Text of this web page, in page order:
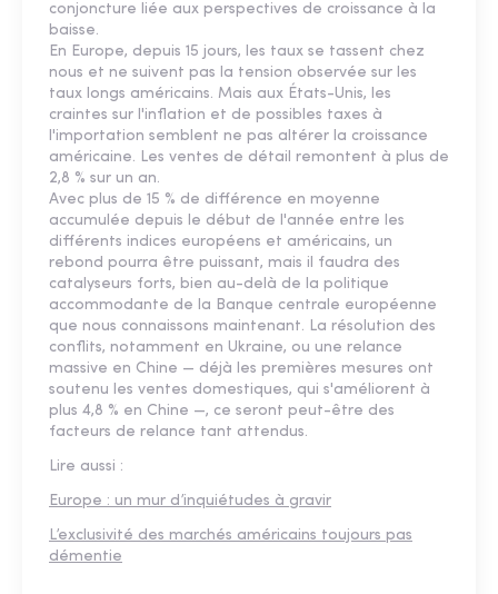
conjoncture liée aux perspectives de croissance à la
baisse.
En Europe, depuis 15 jours, les taux se tassent chez
nous et ne suivent pas la tension observée sur les
taux longs américains. Mais aux États-Unis, les
craintes sur l'inflation et de possibles taxes à
l'importation semblent ne pas altérer la croissance
américaine. Les ventes de détail remontent à plus de
2,8 % sur un an.
Avec plus de 15 % de différence en moyenne
accumulée depuis le début de l'année entre les
différents indices européens et américains, un
rebond pourra être puissant, mais il faudra des
catalyseurs forts, bien au-delà de la politique
accommodante de la Banque centrale européenne
que nous connaissons maintenant. La résolution des
conflits, notamment en Ukraine, ou une relance
massive en Chine — déjà les premières mesures ont
soutenu les ventes domestiques, qui s'améliorent à
plus 4,8 % en Chine —, ce seront peut-être des
facteurs de relance tant attendus.
Lire aussi :
Europe : un mur d’inquiétudes à gravir
L’exclusivité des marchés américains toujours pas
démentie